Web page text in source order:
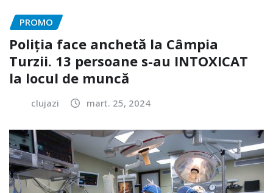
PROMO
Poliția face anchetă la Câmpia
Turzii. 13 persoane s-au INTOXICAT
la locul de muncă
clujazi mart. 25, 2024